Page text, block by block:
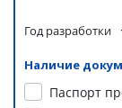
Год разработки
Наличие
Паспорт